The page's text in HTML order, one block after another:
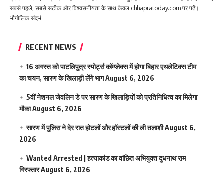
सबसे पहले, सबसे सटीक और विश्वसनीयता के साथ केवल chhapratoday.com पर पढ़ें।
भौगोलिक संदर्भ
RECENT NEWS
16 अगस्त को पाटलिपुत्र स्पोर्ट्स कॉम्प्लेक्स में होगा बिहार एथलेटिक्स टीम
का चयन, सारण के खिलाड़ी लेंगे भागAugust 6, 2026
5वीं नेशनल जेवलिन डे पर सारण के खिलाड़ियों को प्रतिनिधित्व का मिलेगा
मौकाAugust 6, 2026
सारण में पुलिस ने देर रात होटलों और हॉस्टलों की ली तलाशीAugust 6,
2026
Wanted Arrested | हत्याकांड का वांछित अभियुक्त दुधनाथ राम
गिरफ्तारAugust 6, 2026